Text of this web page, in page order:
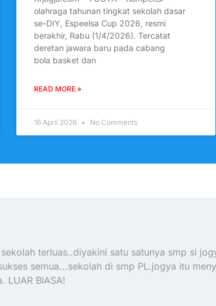
olahraga tahunan tingkat sekolah dasar
se-DIY, Espeelsa Cup 2026, resmi
berakhir, Rabu (1/4/2026). Tercatat
deretan jawara baru pada cabang
bola basket dan
READ MORE »
16 April 2026 No Comments
terluas..diyakini satu satunya smp si
semua...sekolah di smp PL.jogya itu
LUAR BIASA!